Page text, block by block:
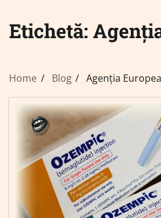
Etichetă:
Home Blog Agenția